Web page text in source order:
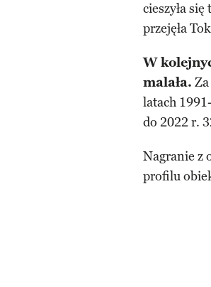
cieszyła
przejęła
W
malała.
latach
do 2022 r.
Nagranie z
profilu